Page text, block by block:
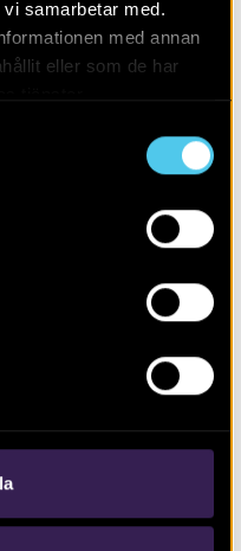
samarbetar med.
med annan
eller som de har
Borgeby